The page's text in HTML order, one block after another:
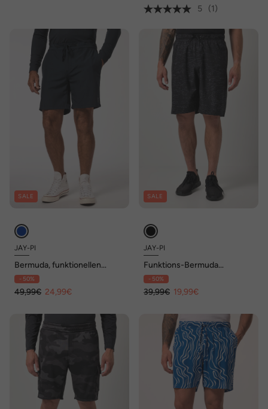
5
(1)
SALE
JAY-PI
Bermuda, funktionellen
Stretch Jersey, Elastikbund,
UV-Schutz 45+
- 50%
49,99€ 24,99€
SALE
JAY-PI
Funktions-Bermuda
FLEXNAMIC®, Fitness,
Relaxed Fit, QuickDry, bis 7
XL
- 50%
39,99€ 19,99€